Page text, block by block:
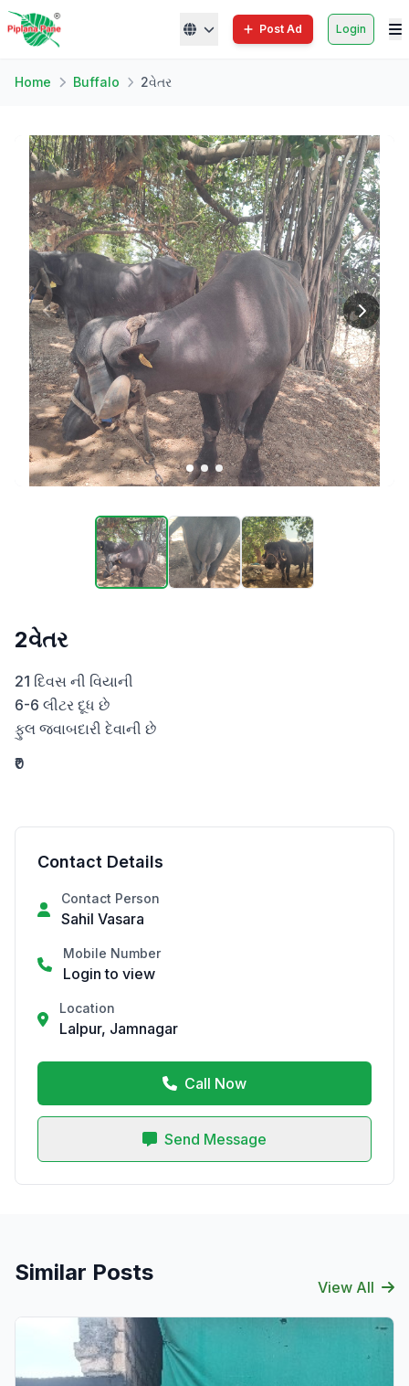
Post Ad Login
Home Buffalo 2વેતર
2વેતર
21 દિવસ ની વિયાની
6-6 લીટર દૂધ છે
ફુલ જવાબદારી દેવાની છે
₹0
Contact Details
Contact Person
Sahil Vasara
Mobile Number
Login to view
Location
Lalpur, Jamnagar
Call Now
Send Message
Similar Posts
View All